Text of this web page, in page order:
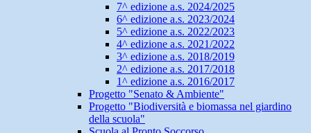
7^ edizione a.s. 2024/2025
6^ edizione a.s. 2023/2024
5^ edizione a.s. 2022/2023
4^ edizione a.s. 2021/2022
3^ edizione a.s. 2018/2019
2^ edizione a.s. 2017/2018
1^ edizione a.s. 2016/2017
Progetto "Senato & Ambiente"
Progetto "Biodiversità e biomassa nel giardino
della scuola"